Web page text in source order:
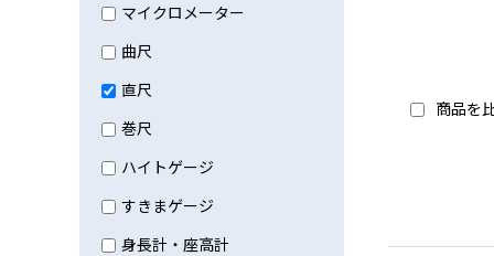
マイクロメーター
曲尺
直尺
巻尺
ハイトゲージ
すきまゲージ
身長計・座高計
商品を